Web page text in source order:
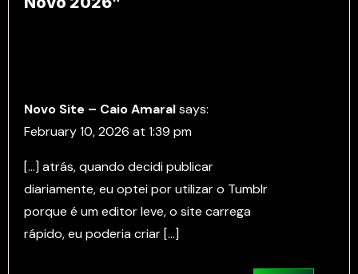
Novo Site – Caio Amaral says:
February 10, 2026 at 1:39 pm
[…] atrás, quando decidi publicar
diariamente, eu optei por utilizar o Tumblr
porque é um editor leve, o site carrega
rápido, eu poderia criar […]